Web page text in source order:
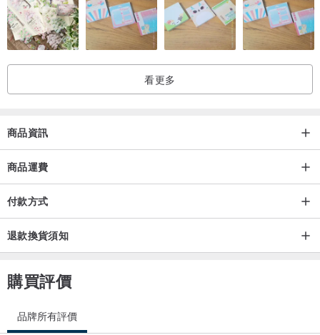
看更多
商品資訊
商品運費
付款方式
退款換貨須知
購買評價
品牌所有評價